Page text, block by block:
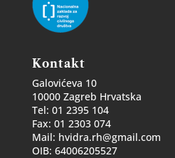
Kontakt
Galovićeva 10
10000 Zagreb Hrvatska
Tel: 01 2395 104
Fax: 01 2303 074
Mail: hvidra.rh@gmail.com
OIB: 64006205527